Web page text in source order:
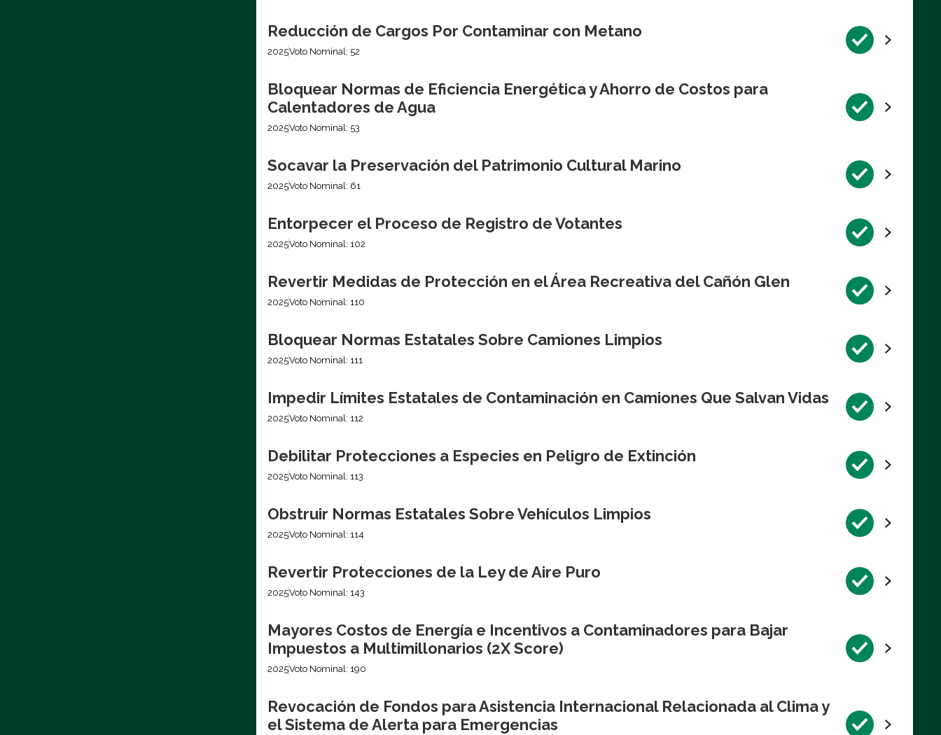
Reducción de Cargos Por Contaminar con Metano
2025Voto Nominal: 52
Bloquear Normas de Eficiencia Energética y Ahorro de Costos para
Calentadores de Agua
2025Voto Nominal: 53
Socavar la Preservación del Patrimonio Cultural Marino
2025Voto Nominal: 61
Entorpecer el Proceso de Registro de Votantes
2025Voto Nominal: 102
Revertir Medidas de Protección en el Área Recreativa del Cañón Glen
2025Voto Nominal: 110
Bloquear Normas Estatales Sobre Camiones Limpios
2025Voto Nominal: 111
Impedir Límites Estatales de Contaminación en Camiones Que Salvan Vidas
2025Voto Nominal: 112
Debilitar Protecciones a Especies en Peligro de Extinción
2025Voto Nominal: 113
Obstruir Normas Estatales Sobre Vehículos Limpios
2025Voto Nominal: 114
Revertir Protecciones de la Ley de Aire Puro
2025Voto Nominal: 143
Mayores Costos de Energía e Incentivos a Contaminadores para Bajar
Impuestos a Multimillonarios (2X Score)
2025Voto Nominal: 190
Revocación de Fondos para Asistencia Internacional Relacionada al Clima y
el Sistema de Alerta para Emergencias